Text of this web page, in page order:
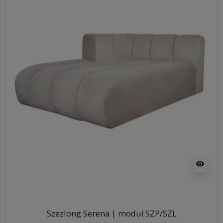
visibility
Szezlong Serena | moduł SZP/SZL